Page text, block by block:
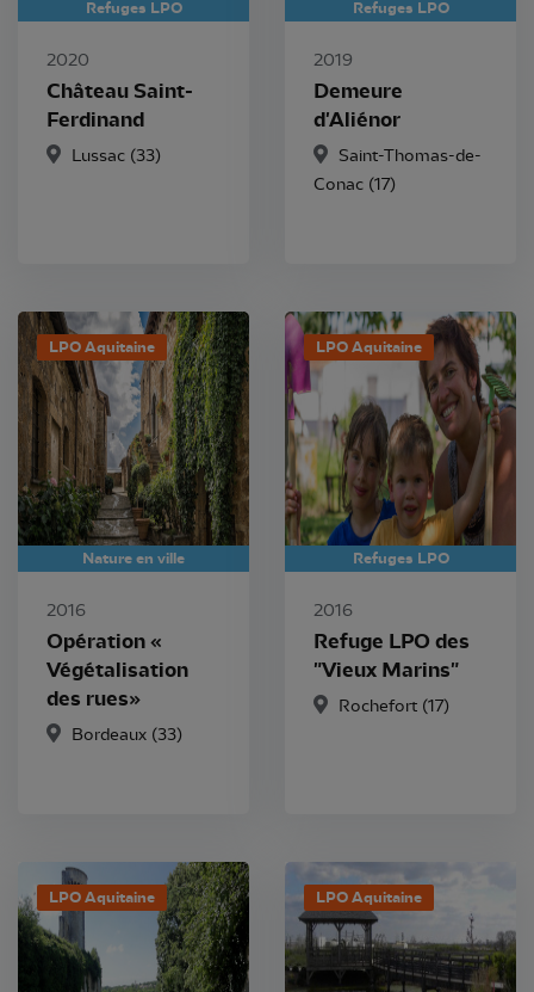
Refuges LPO
2020
Château Saint-
Ferdinand
Lussac (33)
Refuges LPO
2019
Demeure
d'Aliénor
Saint-Thomas-de-
Conac (17)
LPO Aquitaine
Nature en ville
2016
Opération «
Végétalisation
des rues»
Bordeaux (33)
LPO Aquitaine
Refuges LPO
2016
Refuge LPO des
"Vieux Marins"
Rochefort (17)
LPO Aquitaine LPO Aquitaine